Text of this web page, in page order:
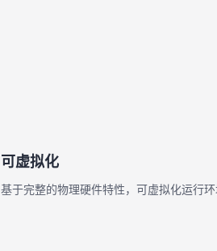
可虚拟化
基于完整的物理硬件特性，可虚拟化运行